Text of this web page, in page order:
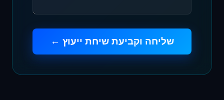
שליחה וקביעת שיחת ייעוץ ←